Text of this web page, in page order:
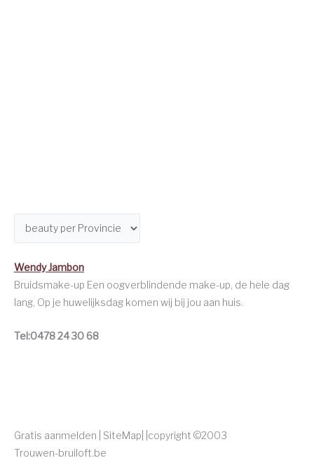
Wendy Jambon
Bruidsmake-up Een oogverblindende make-up, de hele dag
lang, Op je huwelijksdag komen wij bij jou aan huis.
Tel:0478 24 30 68
Gratis aanmelden | SiteMap| |copyright ©2003
Trouwen-bruiloft.be